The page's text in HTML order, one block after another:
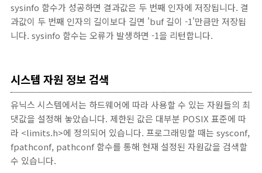
sysinfo 함수가 성공하면 결과값은 두 번째 인자에 저장됩니다. 결
과값이 두 번째 인자의 길이보다 길면 'buf 길이 -1'만큼만 저장됩
니다. sysinfo 함수는 오류가 발생하면 -1을 리턴합니다.
시스템 자원 정보 검색
유닉스 시스템에서는 하드웨어에 따라 사용할 수 있는 자원들의 최
댓값을 설정해 놓았습니다. 제한된 값은 대부분 POSIX 표준에 따
라 <limits.h>에 정의되어 있습니다. 프로그래밍할 때는 sysconf,
fpathconf, pathconf 함수를 통해 현재 설정된 자원값을 검색할
수 있습니다.